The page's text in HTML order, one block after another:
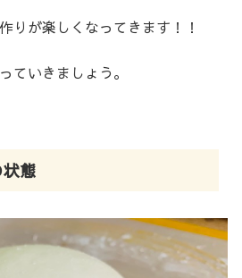
りが楽しくなってきます！！
ていきましょう。
態